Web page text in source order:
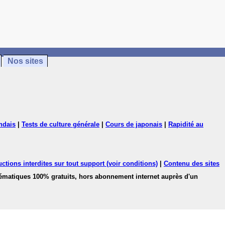
Nos sites
Tests de culture générale Cours de japonais
Rapidité au
interdites sur tout support (voir conditions)
Contenu des sites
100% gratuits, hors abonnement internet auprès d'un